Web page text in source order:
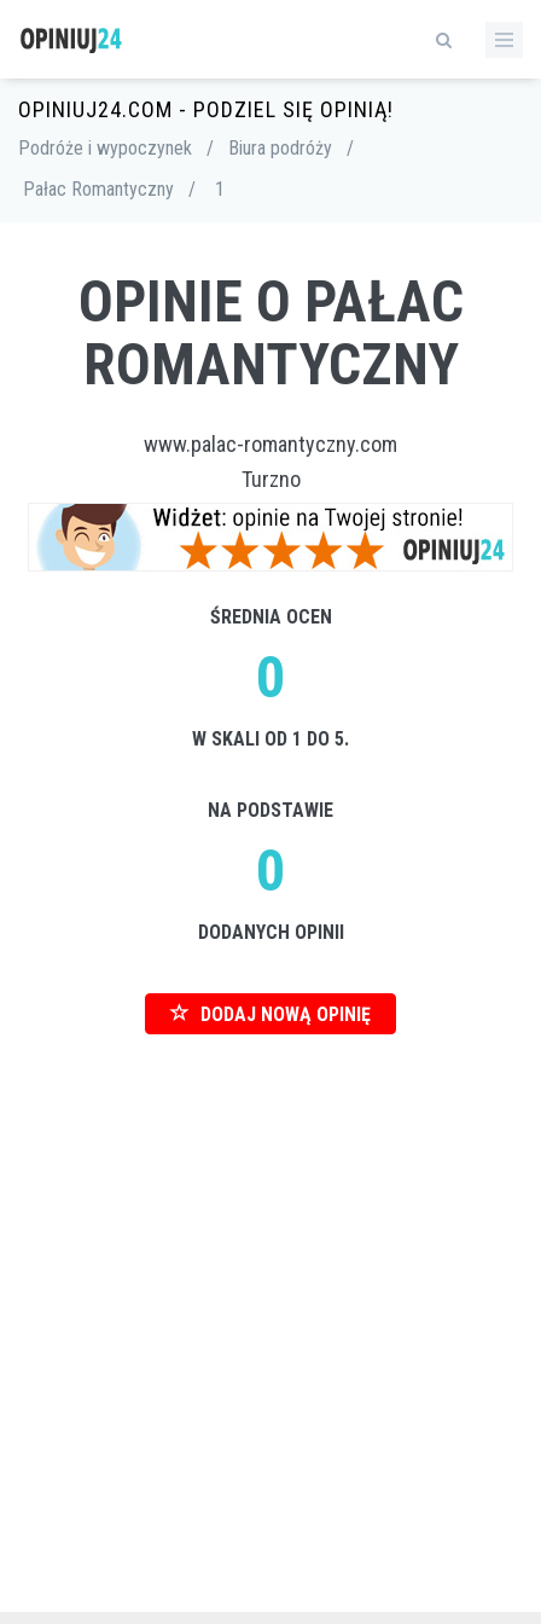
OPINIUJ24.COM - PODZIEL SIĘ OPINIĄ!
Podróże i wypoczynek / Biura podróży
/
Pałac Romantyczny
/ 1
OPINIE O PAŁAC
ROMANTYCZNY
www.palac-romantyczny.com
Turzno
ŚREDNIA OCEN
0
W SKALI OD 1 DO 5.
NA PODSTAWIE
0
DODANYCH OPINII
DODAJ NOWĄ OPINIĘ